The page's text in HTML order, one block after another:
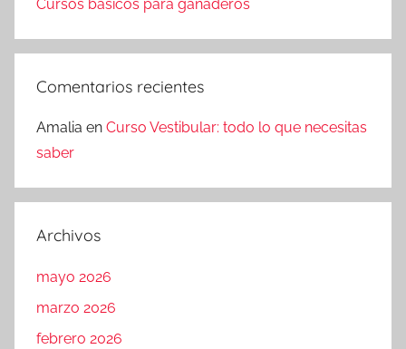
Cursos básicos para ganaderos
Comentarios recientes
Amalia en Curso Vestibular: todo lo que necesitas
saber
Archivos
mayo 2026
marzo 2026
febrero 2026